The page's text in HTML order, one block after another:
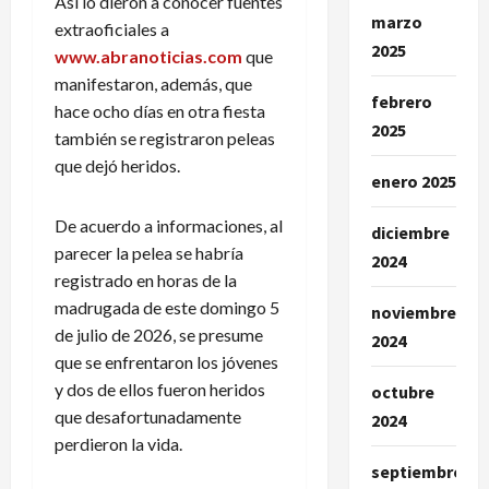
extraoficiales a
www.abranoticias.com que
manifestaron, además, que
hace ocho días en otra fiesta
también se registraron peleas
que dejó heridos.
De acuerdo a informaciones, al
parecer la pelea se habría
registrado en horas de la
madrugada de este domingo 5
de julio de 2026, se presume
que se enfrentaron los jóvenes
y dos de ellos fueron heridos
que desafortunadamente
perdieron la vida.
marzo
2025
febrero
2025
enero 2025
diciembre
2024
noviembre
2024
octubre
2024
septiembre